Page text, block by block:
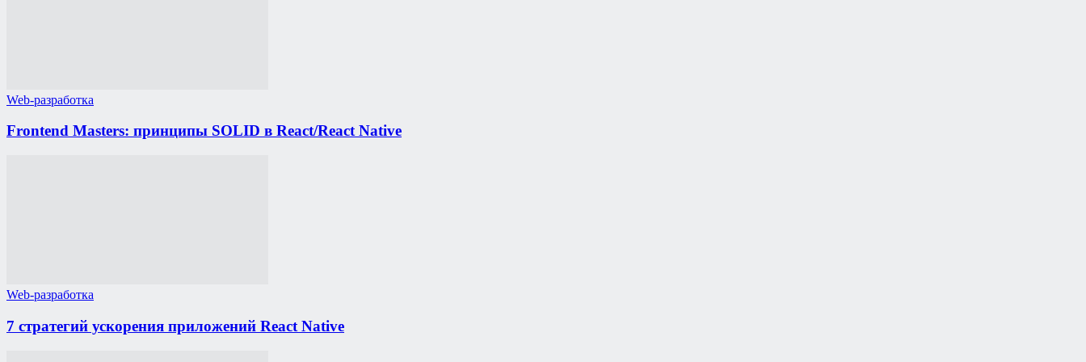
Web-разработка
Frontend Masters: принципы SOLID в React/React Native
Web-разработка
7 стратегий ускорения приложений React Native